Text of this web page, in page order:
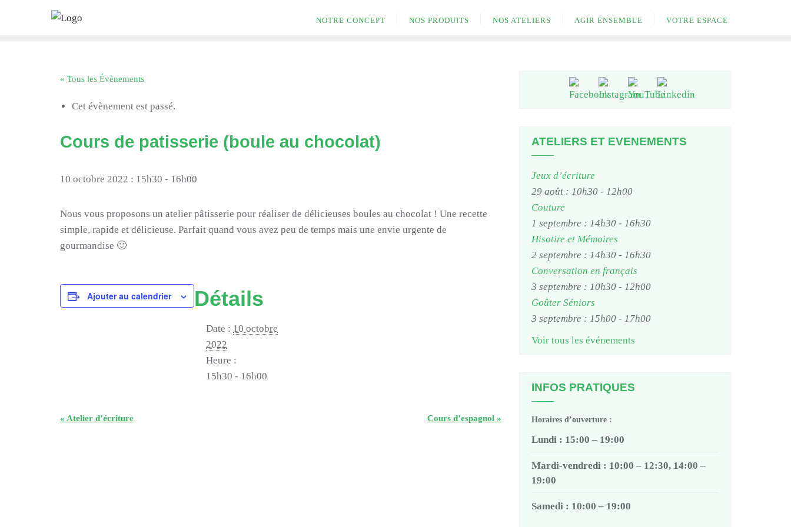
NOTRE CONCEPT NOS PRODUITS NOS ATELIERS AGIR ENSEMBLE VOTRE ESPACE
« Tous les Évènements
Cet évènement est passé.
Cours de patisserie (boule au chocolat)
10 octobre 2022 : 15h30 - 16h00
Nous vous proposons un atelier pâtisserie pour réaliser de délicieuses boules au chocolat ! Une recette
simple, rapide et délicieuse. Parfait quand vous avez peu de temps mais une envie urgente de
gourmandise 🙂
Ajouter au calendrier Détails
Date : 10 octobre
2022
Heure :
15h30 - 16h00
« Atelier d’écriture Cours d’espagnol »
ATELIERS ET EVENEMENTS
Jeux d’écriture
29 août : 10h30 - 12h00
Couture
1 septembre : 14h30 - 16h30
Hisotire et Mémoires
2 septembre : 14h30 - 16h30
Conversation en français
3 septembre : 10h30 - 12h00
Goûter Séniors
3 septembre : 15h00 - 17h00
Voir tous les événements
INFOS PRATIQUES
Horaires d’ouverture :
Lundi : 15:00 – 19:00
Mardi-vendredi : 10:00 – 12:30, 14:00 –
19:00
Samedi : 10:00 – 19:00